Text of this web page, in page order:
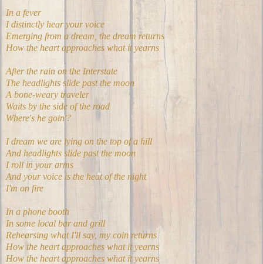
In a fever
I distinctly hear your voice
Emerging from a dream, the dream returns
How the heart approaches what it yearns
After the rain on the Interstate
The headlights slide past the moon
A bone-weary traveler
Waits by the side of the road
Where's he goin'?
I dream we are lying on the top of a hill
And headlights slide past the moon
I roll in your arms
And your voice is the heat of the night
I'm on fire
In a phone booth
In some local bar and grill
Rehearsing what I'll say, my coin returns
How the heart approaches what it yearns
How the heart approaches what it yearns